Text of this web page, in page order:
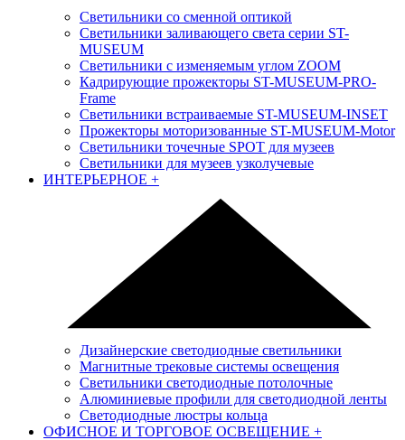
Светильники со сменной оптикой
Светильники заливающего света серии ST-
MUSEUM
Светильники с изменяемым углом ZOOM
Кадрирующие прожекторы ST-MUSEUM-PRO-
Frame
Светильники встраиваемые ST-MUSEUM-INSET
Прожекторы моторизованные ST-MUSEUM-Motor
Светильники точечные SPOT для музеев
Светильники для музеев узколучевые
ИНТЕРЬЕРНОЕ +
Дизайнерские светодиодные светильники
Магнитные трековые системы освещения
Светильники светодиодные потолочные
Алюминиевые профили для светодиодной ленты
Светодиодные люстры кольца
ОФИСНОЕ И ТОРГОВОЕ ОСВЕЩЕНИЕ +